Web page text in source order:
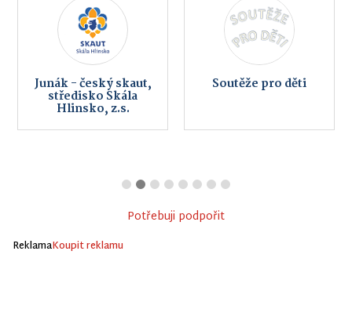
Junák - český skaut,
středisko Skála
Hlinsko, z.s.
Soutěže pro děti
Potřebuji podpořit
ReklamaKoupit reklamu